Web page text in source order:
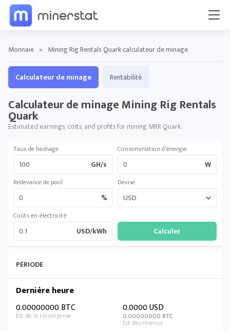
Monnaie » Mining Rig Rentals Quark calculateur de minage
Calculateur de minage Rentabilité
Calculateur de minage Mining Rig Rentals
Quark
Estimated earnings, costs, and profits for mining MRR Quark.
Taux de hashage
GH/s
Consommation d’énergie
W
Redevance de pool
%
Devise
Coûts en électricité
USD/kWh
PÉRIODE
Dernière heure
0.00000000 BTC
0.0000 USD
0.00000000 BTC